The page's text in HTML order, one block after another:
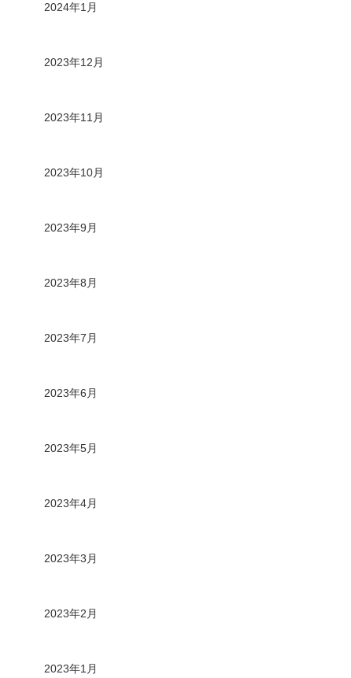
2024年1月
2023年12月
2023年11月
2023年10月
2023年9月
2023年8月
2023年7月
2023年6月
2023年5月
2023年4月
2023年3月
2023年2月
2023年1月